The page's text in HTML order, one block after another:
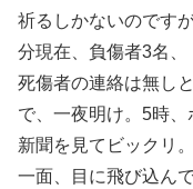
祈るしかないのです
分現在、負傷者3名、
死傷者の連絡は無し
で、一夜明け。5時
新聞を見てビックリ。
一面、目に飛び込ん